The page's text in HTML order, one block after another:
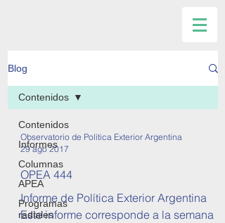
Blog
Contenidos
Informes
Columnas
APEA
Programas
radiales
Contenidos
Observatorio de Política Exterior Argentina
29 ago 2017
OPEA 444
Informe de Política Exterior Argentina
Este informe corresponde a la semana